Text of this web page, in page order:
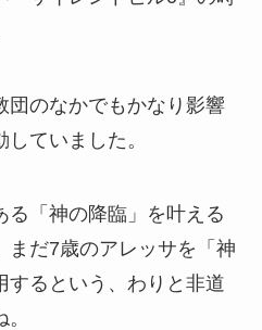
団のなかでもかなり影響
ていました。
る「神の降臨」を叶える
まだ7歳のアレッサを「神
するという、わりと非道